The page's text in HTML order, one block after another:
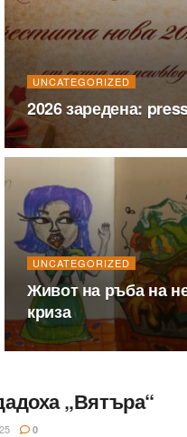
UNCATEGORIZED
2026 заредена:
UNCATEGORIZED
Живот на ръба на
криза
„Вятъра“
0